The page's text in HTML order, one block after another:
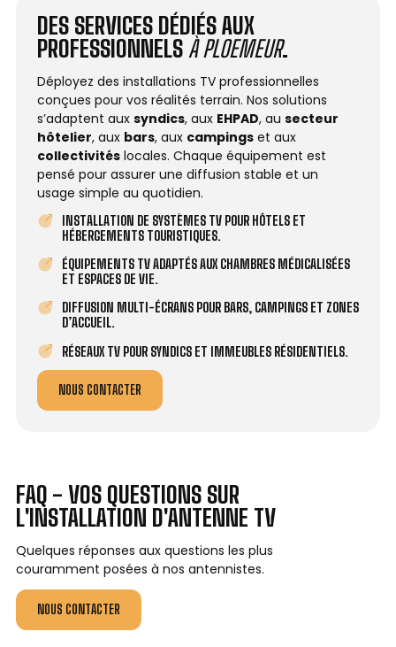
DES SERVICES DÉDIÉS AUX
PROFESSIONNELS À PLOEMEUR.
Déployez des installations TV professionnelles
conçues pour vos réalités terrain. Nos solutions
s’adaptent aux syndics, aux EHPAD, au secteur
hôtelier, aux bars, aux campings et aux
collectivités locales. Chaque équipement est
pensé pour assurer une diffusion stable et un
usage simple au quotidien.
INSTALLATION DE SYSTÈMES TV POUR HÔTELS ET
HÉBERGEMENTS TOURISTIQUES.
ÉQUIPEMENTS TV ADAPTÉS AUX CHAMBRES MÉDICALISÉES
ET ESPACES DE VIE.
DIFFUSION MULTI-ÉCRANS POUR BARS, CAMPINGS ET ZONES
D’ACCUEIL.
RÉSEAUX TV POUR SYNDICS ET IMMEUBLES RÉSIDENTIELS.
NOUS CONTACTER
FAQ - VOS QUESTIONS SUR
L'INSTALLATION D'ANTENNE TV
Quelques réponses aux questions les plus
couramment posées à nos antennistes.
NOUS CONTACTER